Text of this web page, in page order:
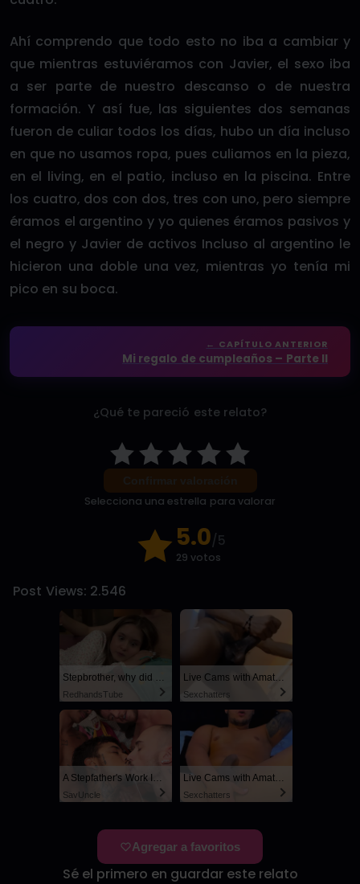
Ahí comprendo que todo esto no iba a cambiar y
que mientras estuviéramos con Javier, el sexo iba
a ser parte de nuestro descanso o de nuestra
formación. Y así fue, las siguientes dos semanas
fueron de culiar todos los días, hubo un día incluso
en que no usamos ropa, pues culiamos en la pieza,
en el living, en el patio, incluso en la piscina. Entre
los cuatro, dos con dos, tres con uno, pero siempre
éramos el argentino y yo quienes éramos pasivos y
el negro y Javier de activos Incluso al argentino le
hicieron una doble una vez, mientras yo tenía mi
pico en su boca.
← CAPÍTULO ANTERIOR
Mi regalo de cumpleaños – Parte II
¿Qué te pareció este relato?
Selecciona una estrella para valorar
5.0/5
29 votos
Post Views: 2.546
Stepbrother, why did you show me your dick? Now I want to fuck you with my wet pussy
RedhandsTube
Live Cams with Amateur Men
Sexchatters
A Stepfather's Work Is Never Done
SayUncle
Live Cams with Amateur Men
Sexchatters
Agregar a favoritos
Sé el primero en guardar este relato